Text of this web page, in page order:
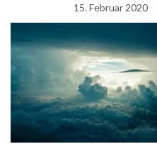
15. Februar 2020